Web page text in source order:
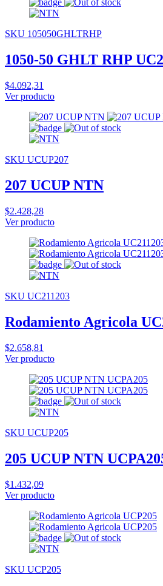
SKU 105050GHLTRHP
1050-50 GHLT RHP
$4.092,31
Ver producto
SKU UCUP207
207 UCUP NTN
$2.428,28
Ver producto
SKU UC211203
Rodamiento Agricola
$2.658,81
Ver producto
SKU UCUP205
205 UCUP NTN
$1.432,09
Ver producto
SKU UCP205